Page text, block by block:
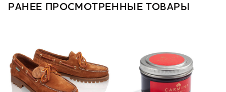
РАНЕЕ ПРОСМОТРЕННЫЕ ТОВАРЫ